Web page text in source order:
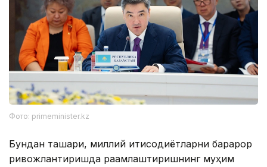
Фото: primeminister.kz
Бундан ташқари, миллий иқтисодиётларни барқарор
ривожлантиришда рақамлаштиришнинг муҳим